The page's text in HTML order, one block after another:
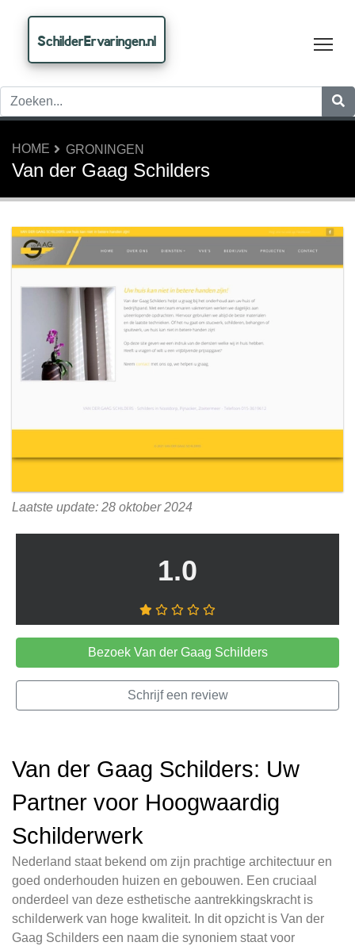
SchilderErvaringen.nl
HOME GRONINGEN
Van der Gaag Schilders
Laatste update: 28 oktober 2024
1.0
Bezoek Van der Gaag Schilders
Schrijf een review
Van der Gaag Schilders: Uw
Partner voor Hoogwaardig
Schilderwerk
Nederland staat bekend om zijn prachtige architectuur en
goed onderhouden huizen en gebouwen. Een cruciaal
onderdeel van deze esthetische aantrekkingskracht is
schilderwerk van hoge kwaliteit. In dit opzicht is Van der
Gaag Schilders een naam die synoniem staat voor